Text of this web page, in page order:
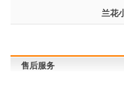
兰花
售后服务